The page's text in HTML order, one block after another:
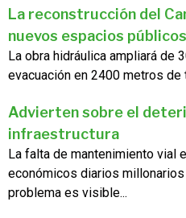
La reconstrucción del
nuevos espacios públicos
La obra hidráulica ampliará de
evacuación en 2400 metros de
Advierten sobre el
infraestructura
La falta de mantenimiento vial
económicos diarios
problema es visible...